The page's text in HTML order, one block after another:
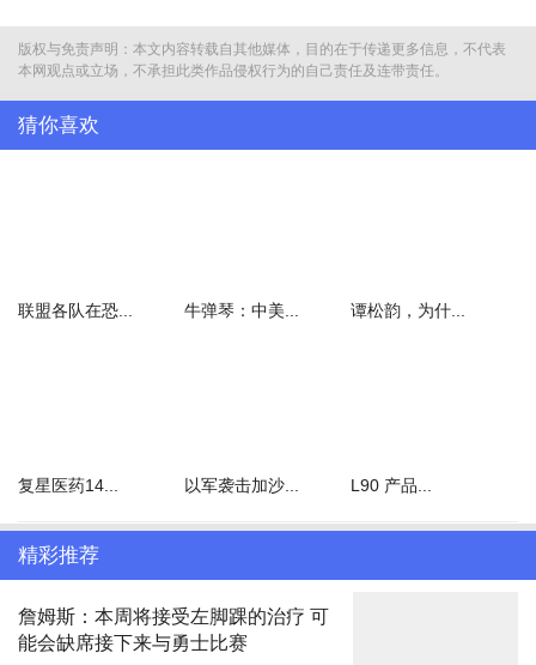
版权与免责声明：本文内容转载自其他媒体，目的在于传递更多信息，不代表
本网观点或立场，不承担此类作品侵权行为的自己责任及连带责任。
猜你喜欢
联盟各队在恐... 牛弹琴：中美... 谭松韵，为什...
复星医药14... 以军袭击加沙... L90 产品...
精彩推荐
詹姆斯：本周将接受左脚踝的治疗 可
能会缺席接下来与勇士比赛